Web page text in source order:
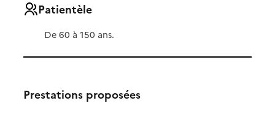
Patientèle
De 60 à 150 ans.
Prestations proposées